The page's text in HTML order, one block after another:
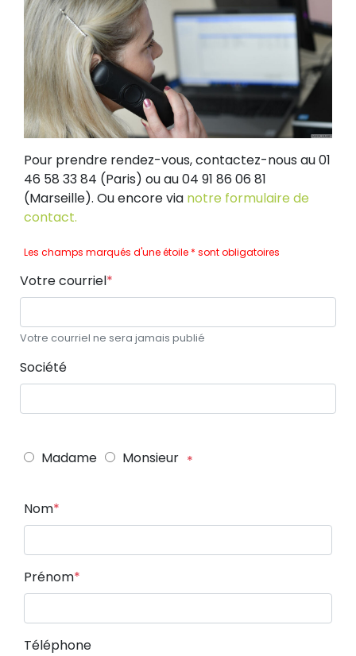
Pour prendre rendez-vous, contactez-nous au 01
46 58 33 84 (Paris) ou au 04 91 86 06 81
(Marseille). Ou encore via notre formulaire de
contact.
Les champs marqués d'une étoile * sont obligatoires
Votre courriel
Votre courriel ne sera jamais publié
Société
Madame Monsieur
Nom
Prénom
Téléphone